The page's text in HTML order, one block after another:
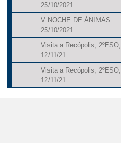
25/10/2021
V NOCHE DE ÁNIMAS
25/10/2021
Visita a Recópolis, 2ºESO,
12/11/21
Visita a Recópolis, 2ºESO,
12/11/21